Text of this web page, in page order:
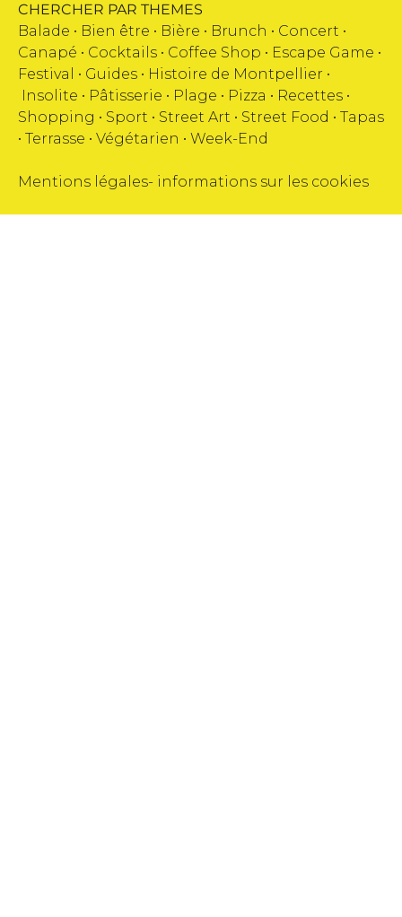
CHERCHER PAR THEMES
Balade • Bien être • Bière • Brunch • Concert •
Canapé • Cocktails • Coffee Shop • Escape Game •
Festival
• Guides • Histoire de Montpellier •
Insolite • Pâtisserie • Plage • Pizza • Recettes •
Shopping • Sport • Street Art • Street Food • Tapas
• Terrasse • Végétarien • Week-End
Mentions légales- informations sur les cookies